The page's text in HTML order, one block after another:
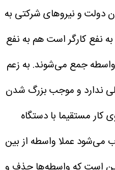
دولت و نیروهای شرکتی به
نفع کارگر است هم به نفع
جمع می‌شوند. به زعم
ندارد و موجب بزرگ شدن
کار مستقیما با دستگاه
می‌شود عملا واسطه‌ از بین